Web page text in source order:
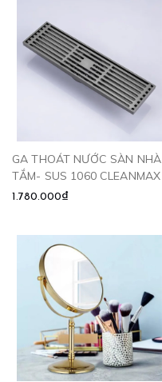
GA THOÁT NƯỚC SÀN NHÀ
TẮM- SUS 1060 CLEANMAX
1.780.000₫